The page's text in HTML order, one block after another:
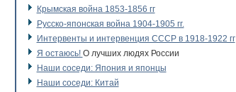
Крымская война 1853-1856 гг
Русско-японская война 1904-1905 гг.
Интервенты и интервенция СССР в 1918-1922 гг
Я остаюсь! О лучших людях России
Наши соседи: Япония и японцы
Наши соседи: Китай